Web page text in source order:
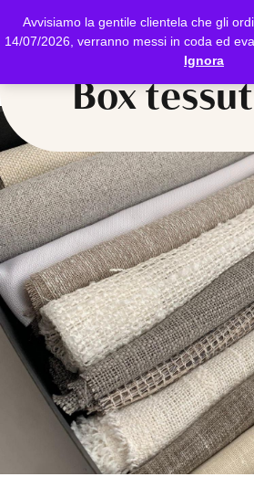
Avvisiamo la gentile clientela che gli
14/07/2026, verranno messi in coda ed
Ignora
Box